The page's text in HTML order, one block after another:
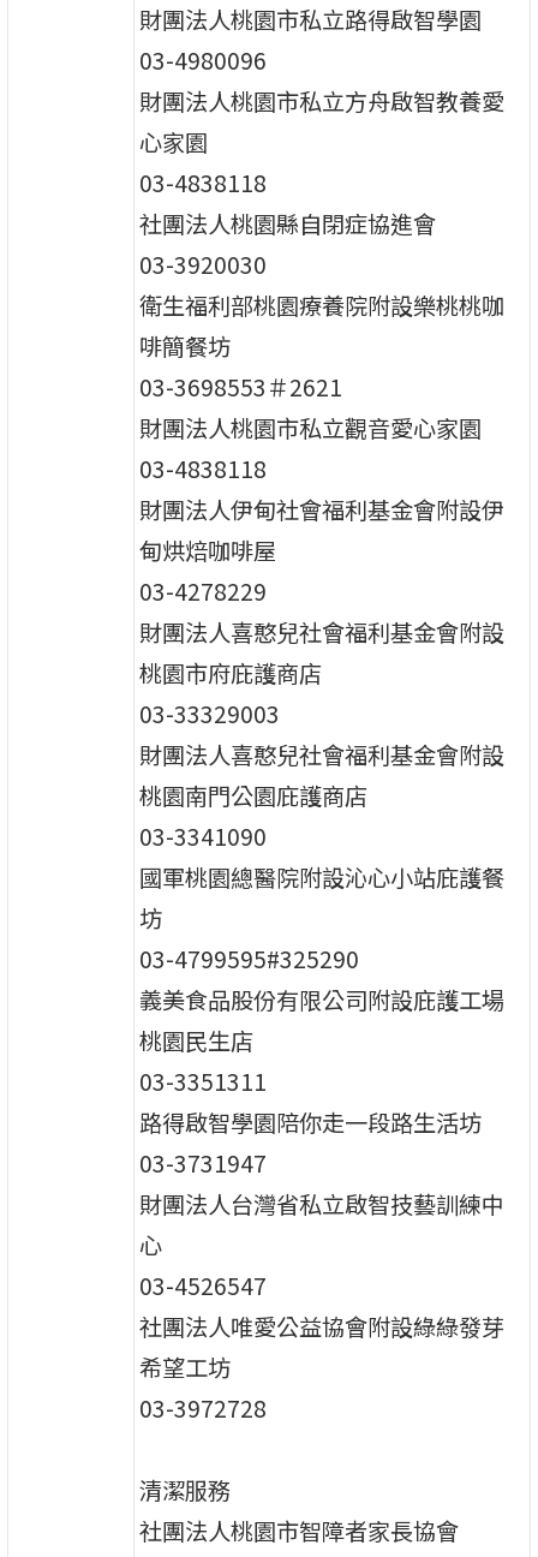
財團法人桃園市私立路得啟智學園
03-4980096
財團法人桃園市私立方舟啟智教養愛
心家園
03-4838118
社團法人桃園縣自閉症協進會
03-3920030
衛生福利部桃園療養院附設樂桃桃咖
啡簡餐坊
03-3698553＃2621
財團法人桃園市私立觀音愛心家園
03-4838118
財團法人伊甸社會福利基金會附設伊
甸烘焙咖啡屋
03-4278229
財團法人喜憨兒社會福利基金會附設
桃園市府庇護商店
03-33329003
財團法人喜憨兒社會福利基金會附設
桃園南門公園庇護商店
03-3341090
國軍桃園總醫院附設沁心小站庇護餐
坊
03-4799595#325290
義美食品股份有限公司附設庇護工場
桃園民生店
03-3351311
路得啟智學園陪你走一段路生活坊
03-3731947
財團法人台灣省私立啟智技藝訓練中
心
03-4526547
社團法人唯愛公益協會附設綠綠發芽
希望工坊
03-3972728
清潔服務
社團法人桃園市智障者家長協會